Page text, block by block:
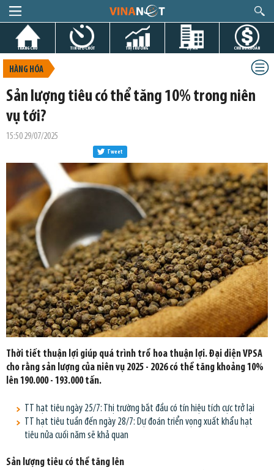
TRANG CHỦ TIN GIỜ CHÓT THỊ TRƯỜNG DỰ ÁN CHỨNG KHOÁN
HÀNG HÓA
Sản lượng tiêu có thể tăng 10% trong niên
vụ tới?
15:50 29/07/2025
Tweet
Thời tiết thuận lợi giúp quá trình trổ hoa thuận lợi. Đại diện VPSA
cho rằng sản lượng của niên vụ 2025 - 2026 có thể tăng khoảng 10%
lên 190.000 - 193.000 tấn.
TT hạt tiêu ngày 25/7: Thị trường bắt đầu có tín hiệu tích cực trở lại
TT hạt tiêu tuần đến ngày 28/7: Dự đoán triển vọng xuất khẩu hạt
tiêu nửa cuối năm sẽ khả quan
Sản lượng tiêu có thể tăng lên